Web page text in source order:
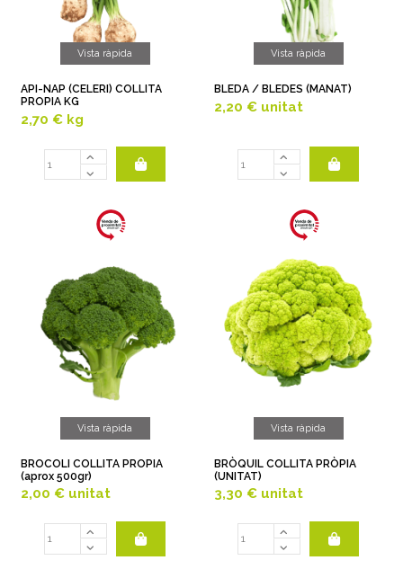
Vista ràpida
API-NAP (CELERI) COLLITA
PROPIA KG
2,70 € kg
Vista ràpida
BLEDA / BLEDES (MANAT)
2,20 € unitat
Vista ràpida
BROCOLI COLLITA PROPIA
(aprox 500gr)
2,00 € unitat
Vista ràpida
BRÒQUIL COLLITA PRÒPIA
(UNITAT)
3,30 € unitat